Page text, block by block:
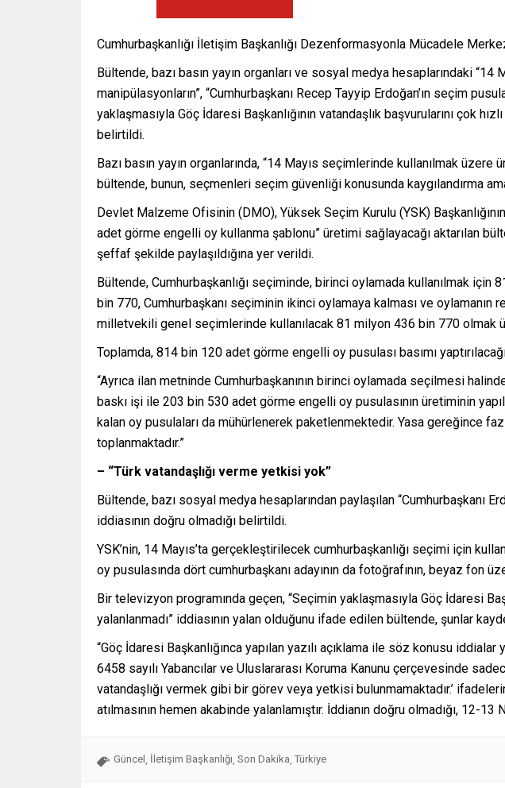
Cumhurbaşkanlığı İletişim Başkanlığı Dezenformasyonla Mücadele
Bültende, bazı basın yayın organları ve sosyal medya hesaplarındaki
manipülasyonların”, “Cumhurbaşkanı Recep Tayyip Erdoğan’ın seçim
yaklaşmasıyla Göç İdaresi Başkanlığının vatandaşlık başvurularını çok
belirtildi.
Bazı basın yayın organlarında, “14 Mayıs seçimlerinde kullanılmak
bültende, bunun, seçmenleri seçim güvenliği konusunda kaygılandırma
Devlet Malzeme Ofisinin (DMO), Yüksek Seçim Kurulu (YSK)
adet görme engelli oy kullanma şablonu” üretimi sağlayacağı aktarılan
şeffaf şekilde paylaşıldığına yer verildi.
Bültende, Cumhurbaşkanlığı seçiminde, birinci oylamada kullanılmak
bin 770, Cumhurbaşkanı seçiminin ikinci oylamaya kalması ve
milletvekili genel seçimlerinde kullanılacak 81 milyon 436 bin 770 olmak
Toplamda, 814 bin 120 adet görme engelli oy pusulası basımı
“Ayrıca ilan metninde Cumhurbaşkanının birinci oylamada seçilmesi
baskı işi ile 203 bin 530 adet görme engelli oy pusulasının üretiminin
kalan oy pusulaları da mühürlenerek paketlenmektedir. Yasa gereğince
toplanmaktadır.”
– “Türk vatandaşlığı verme yetkisi yok”
Bültende, bazı sosyal medya hesaplarından paylaşılan “Cumhurbaşkanı
iddiasının doğru olmadığı belirtildi.
YSK’nin, 14 Mayıs’ta gerçekleştirilecek cumhurbaşkanlığı seçimi için
oy pusulasında dört cumhurbaşkanı adayının da fotoğrafının, beyaz fon
Bir televizyon programında geçen, “Seçimin yaklaşmasıyla Göç İdaresi
yalanlanmadı” iddiasının yalan olduğunu ifade edilen bültende, şunlar
“Göç İdaresi Başkanlığınca yapılan yazılı açıklama ile söz konusu iddialar
6458 sayılı Yabancılar ve Uluslararası Koruma Kanunu çerçevesinde
vatandaşlığı vermek gibi bir görev veya yetkisi bulunmamaktadır.’
atılmasının hemen akabinde yalanlamıştır. İddianın doğru olmadığı,
Güncel İletişim Başkanlığı Son Dakika Türkiye